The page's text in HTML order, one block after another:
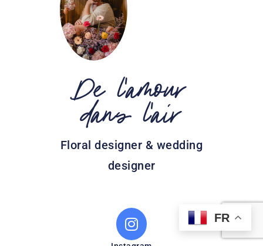
De l'amour
dans l'air
Floral designer & wedding
designer
FR